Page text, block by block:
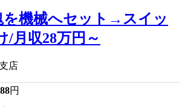
を機械へセット→スイッ
/月収28万円～
店
円